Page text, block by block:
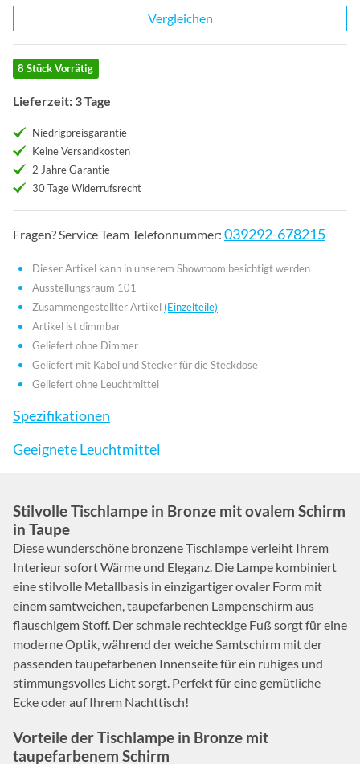
Vergleichen
8 Stück Vorrätig
Lieferzeit: 3 Tage
Niedrigpreisgarantie
Keine Versandkosten
2 Jahre Garantie
30 Tage Widerrufsrecht
Fragen? Service Team Telefonnummer: 039292-678215
Dieser Artikel kann in unserem Showroom besichtigt werden
Ausstellungsraum 101
Zusammengestellter Artikel(Einzelteile)
Artikel ist dimmbar
Geliefert ohne Dimmer
Geliefert mit Kabel und Stecker für die Steckdose
Geliefert ohne Leuchtmittel
Spezifikationen
Geeignete Leuchtmittel
Stilvolle Tischlampe in Bronze mit ovalem Schirm
in Taupe
Diese wunderschöne bronzene Tischlampe verleiht Ihrem
Interieur sofort Wärme und Eleganz. Die Lampe kombiniert
eine stilvolle Metallbasis in einzigartiger ovaler Form mit
einem samtweichen, taupefarbenen Lampenschirm aus
flauschigem Stoff. Der schmale rechteckige Fuß sorgt für eine
moderne Optik, während der weiche Samtschirm mit der
passenden taupefarbenen Innenseite für ein ruhiges und
stimmungsvolles Licht sorgt. Perfekt für eine gemütliche
Ecke oder auf Ihrem Nachttisch!
Vorteile der Tischlampe in Bronze mit
taupefarbenem Schirm